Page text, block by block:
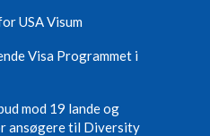
USA Visum
Visa Programmet i
mod 19 lande og
ansøgere til Diversity